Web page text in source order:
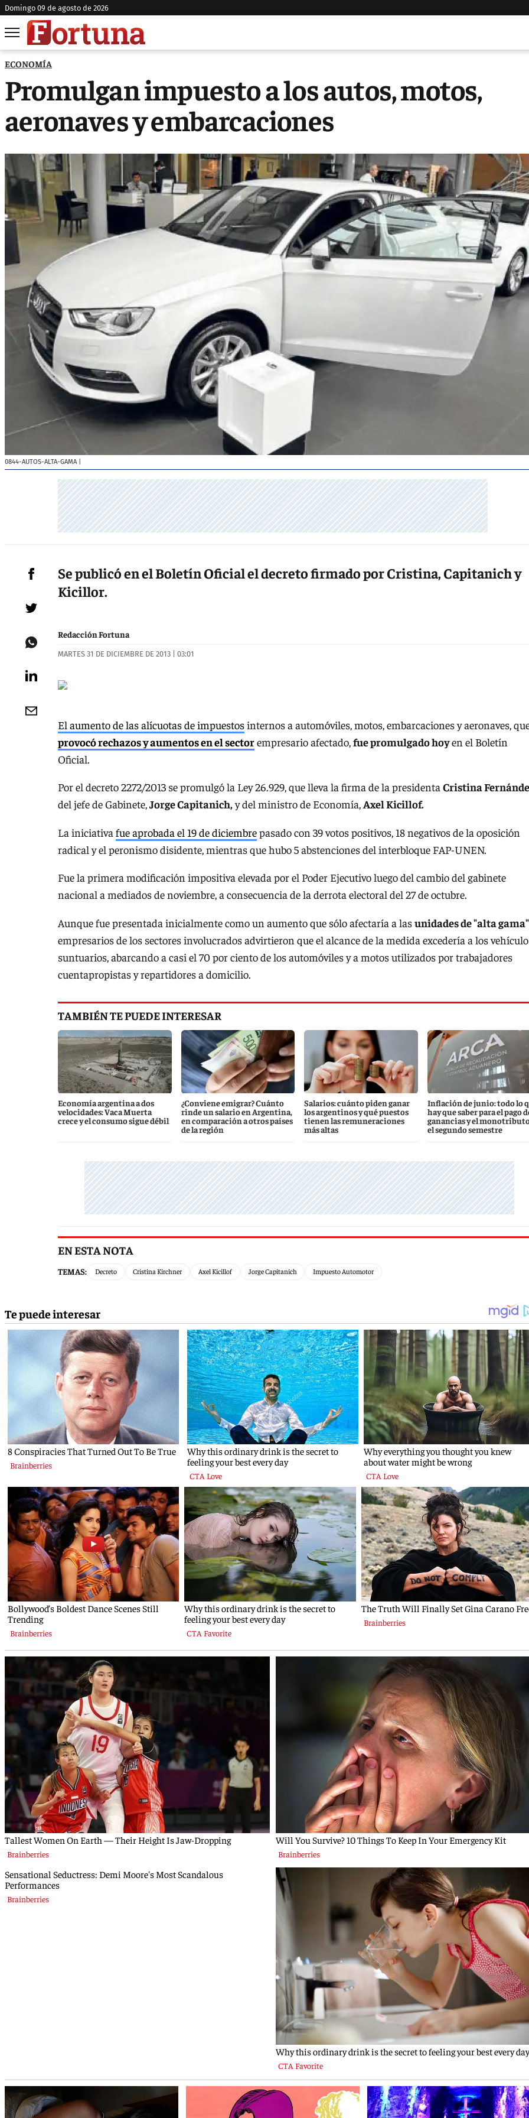
domingo 09 de agosto de 2026
ECONOMÍA
Promulgan impuesto a los autos, motos,
aeronaves y embarcaciones
0844-AUTOS-ALTA-GAMA|
Se publicó en el Boletín Oficial el decreto firmado por Cristina, Capitanich y
Kicillor.
Redacción Fortuna
MARTES 31 DE DICIEMBRE DE 2013 | 03:01
El aumento de las alícuotas de impuestosinternos a automóviles, motos, embarcaciones y aeronaves,
provocó rechazos y aumentos en el sectorempresario afectado, fue promulgado hoyen el Boletín
Oficial.
Por el decreto 2272/2013 se promulgó la Ley 26.929, que lleva la firma de la presidenta Cristina
del jefe de Gabinete,Jorge Capitanich,y del ministro de Economía,Axel Kicillof.
La iniciativa fue aprobada el 19 de diciembrepasado con 39 votos positivos, 18 negativos de la oposición
radical y el peronismo disidente, mientras que hubo 5 abstenciones del interbloque FAP-UNEN.
Fue la primera modificación impositiva elevada por el Poder Ejecutivo luego del cambio del gabinete
nacional a mediados de noviembre, a consecuencia de la derrota electoral del 27 de octubre.
Aunque fue presentada inicialmente como un aumento que sólo afectaría a lasunidades de "alta
empresarios de los sectores involucrados advirtieron que el alcance de la medida excedería a los
suntuarios, abarcando a casi el 70 por ciento de los automóviles y a motos utilizados por trabajadores
cuentapropistas y repartidores a domicilio.
TAMBIÉN TE PUEDE INTERESAR
Economía argentina a dos
velocidades: Vaca Muerta
crece y el consumo sigue débil
¿Conviene emigrar? Cuánto
rinde un salario en Argentina,
en comparación a otros países
de la región
Salarios: cuánto piden ganar
los argentinos y qué puestos
tienen las remuneraciones
más altas
Inflación de junio: todo lo
hay que saber para el pago
ganancias y el
el segundo semestre
EN ESTA NOTA
TEMAS: Decreto Cristina Kirchner Axel Kicillof Jorge Capitanich Impuesto Automotor